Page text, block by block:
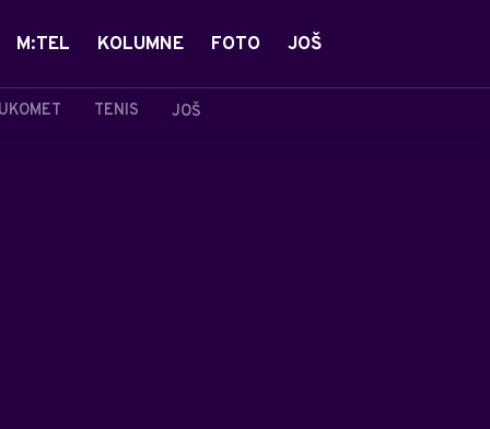
TENIS JOŠ
M:TEL KOLUMNE FOTO JOŠ